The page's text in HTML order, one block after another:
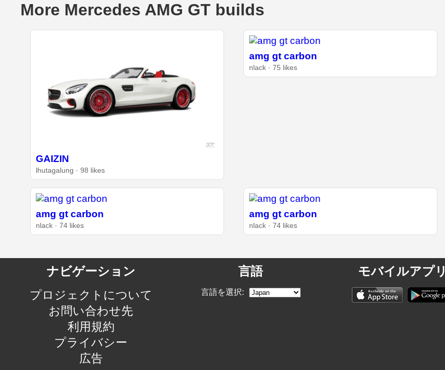
More Mercedes AMG GT builds
GAIZIN
lhutagalung · 98 likes
amg gt carbon
nlack · 75 likes
amg gt carbon
nlack · 74 likes
amg gt carbon
nlack · 74 likes
ナビゲーション
プロジェクトについて
お問い合わせ先
利用規約
プライバシー
広告
言語
言語を選択:
モバイルアプリ